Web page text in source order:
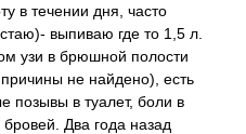
в течении дня, часто
выпиваю где то 1,5 л.
узи в брюшной полости
не найдено), есть
позывы в туалет, боли в
Два года назад